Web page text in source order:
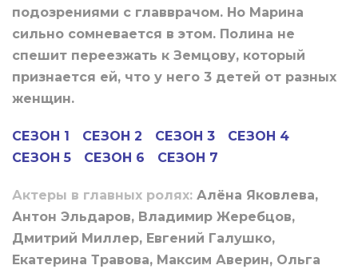
подозрениями с главврачом. Но Марина
сильно сомневается в этом. Полина не
спешит переезжать к Земцову, который
признается ей, что у него 3 детей от разных
женщин.
СЕЗОН 1 СЕЗОН 2 СЕЗОН 3
СЕЗОН 4
СЕЗОН 5
СЕЗОН 6 СЕЗОН 7
Актеры в главных ролях: Алёна Яковлева,
Антон Эльдаров, Владимир Жеребцов,
Дмитрий Миллер, Евгений Галушко,
Екатерина Травова, Максим Аверин, Ольга